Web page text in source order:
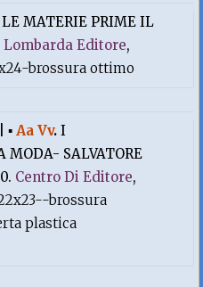
LE MATERIE PRIME IL
Editore,
brossura ottimo
|▪Aa Vv.I
MODA- SALVATORE
Centro Di Editore,
brossura
plastica